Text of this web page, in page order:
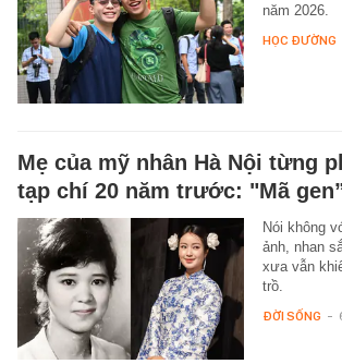
năm 2026.
HỌC ĐƯỜNG
Mẹ của mỹ nhân Hà Nội từng
tạp chí 20 năm trước: "Mã
Nói không
ảnh, nhan
xưa vẫn
trồ.
ĐỜI SỐNG -